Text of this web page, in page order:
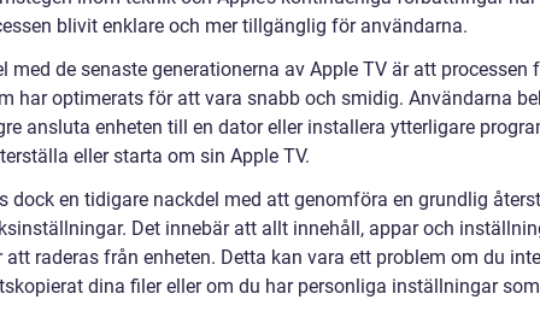
blivit enklare och mer tillgänglig för användarna.
med de senaste generationerna av Apple TV är att processen
har optimerats för att vara snabb och smidig. Användarna
ansluta enheten till en dator eller installera ytterligare
eller starta om sin Apple TV.
dock en tidigare nackdel med att genomföra en grundlig
Det innebär att allt innehåll, appar och
att raderas från enheten. Detta kan vara ett problem om du
dina filer eller om du har personliga inställningar